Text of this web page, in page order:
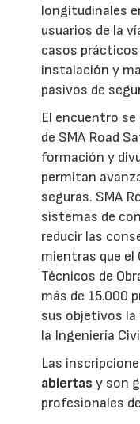
longitudinales
usuarios de la
casos
instalación y
pasivos de
El encuentro
de SMA Road
formación y
permitan
seguras. SMA
sistemas de
reducir las
mientras que el
Técnicos de
más de 15.000
sus objetivos la
la Ingeniería
Las
abiertas y son
profesionales